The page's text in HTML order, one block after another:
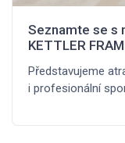
Seznamte se s
KETTLER
Představujeme
i profesionální